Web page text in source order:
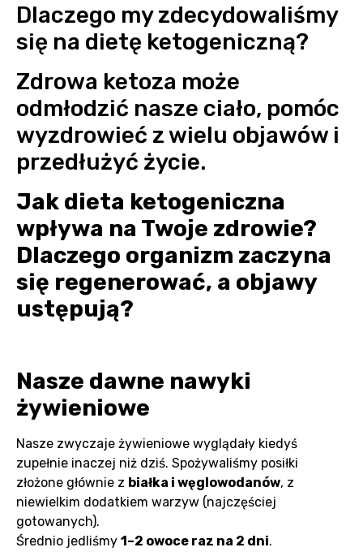
Dlaczego my zdecydowaliśmy
się na dietę ketogeniczną?
Zdrowa ketoza może
odmłodzić nasze ciało, pomóc
wyzdrowieć z wielu objawów i
przedłużyć życie.
Jak dieta ketogeniczna
wpływa na Twoje zdrowie?
Dlaczego organizm zaczyna
się regenerować, a objawy
ustępują?
Nasze dawne nawyki
żywieniowe
Nasze zwyczaje żywieniowe wyglądały kiedyś
zupełnie inaczej niż dziś. Spożywaliśmy posiłki
złożone głównie z białka i węglowodanów, z
niewielkim dodatkiem warzyw (najczęściej
gotowanych).
Średnio jedliśmy 1–2 owoce raz na 2 dni.